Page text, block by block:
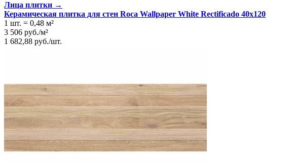
Лица плитки →
Керамическая плитка для стен Roca Wallpaper White Rectificado 40x120
1 шт. = 0,48 м²
3 506 руб./м²
1 682,88 руб./шт.